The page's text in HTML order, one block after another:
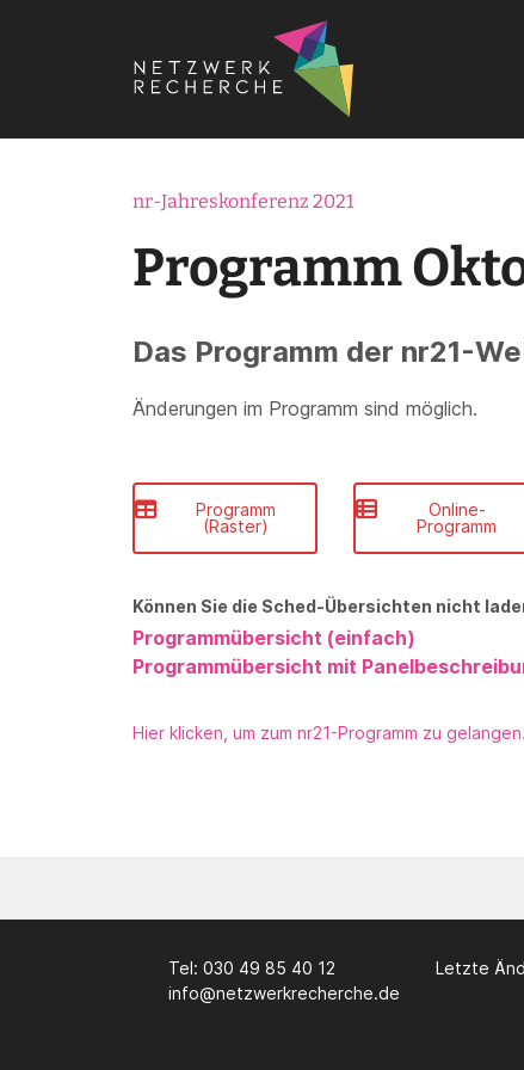
Startseite › Termine › Konferenzen
nr-Jahreskonferenz 2021
Programm
Das Programm der nr21-
Änderungen im Programm sind möglich.
Programm
(Raster)
Online-
Programm
Können Sie die Sched-Übersichten nicht
Programmübersicht (einfach)
Programmübersicht mit
Hier klicken, um zum nr21-Programm zu gelangen.
Tel: 030 49 85 40 12
info@netzwerkrecherche.de
Letzte